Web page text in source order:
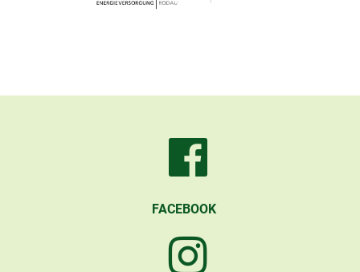
FACEBOOK